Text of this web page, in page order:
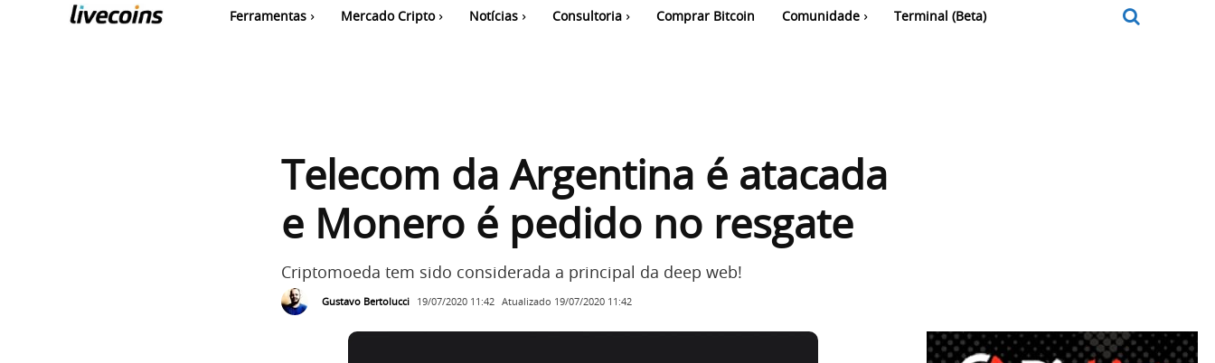
Ferramentas Mercado Cripto Notícias Consultoria Comprar Bitcoin Comunidade Terminal (Beta)
Telecom da Argentina é atacada
e Monero é pedido no resgate
Criptomoeda tem sido considerada a principal da deep web!
Gustavo Bertolucci 19/07/2020 11:42 Atualizado 19/07/2020 11:42